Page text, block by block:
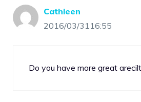
Cathleen
2016/03/3116:55
Do you have more great